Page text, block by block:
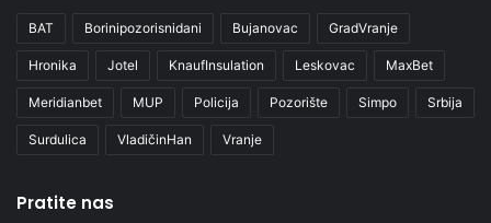
BAT Borinipozorisnidani Bujanovac GradVranje
Hronika Jotel KnaufInsulation Leskovac MaxBet
Meridianbet MUP Policija Pozorište Simpo Srbija
Surdulica VladičinHan Vranje
Pratite nas